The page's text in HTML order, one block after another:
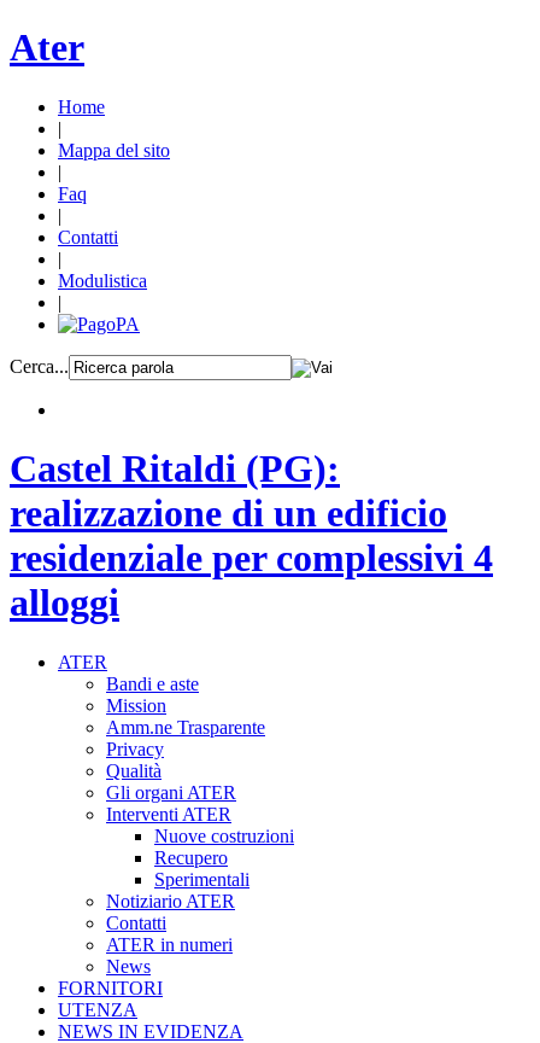
Ater
Home
|
Mappa del sito
|
Faq
|
Contatti
|
Modulistica
|
Cerca...
Castel Ritaldi (PG):
realizzazione di un edificio
residenziale per complessivi 4
alloggi
ATER
Bandi e aste
Mission
Amm.ne Trasparente
Privacy
Qualità
Gli organi ATER
Interventi ATER
Nuove costruzioni
Recupero
Sperimentali
Notiziario ATER
Contatti
ATER in numeri
News
FORNITORI
UTENZA
NEWS IN EVIDENZA